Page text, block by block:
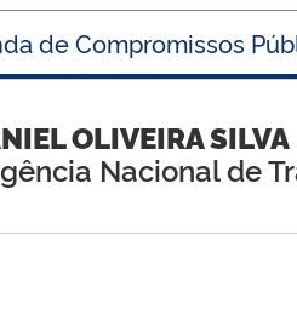
de Compromissos
OLIVEIRA SILVA
Nacional de